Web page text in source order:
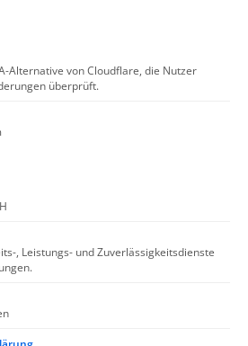
Alternative von Cloudflare, die Nutzer
überprüft.
, Leistungs- und Zuverlässigkeitsdienste